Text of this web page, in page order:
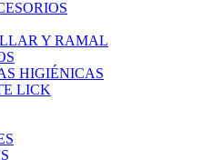
Y RAMAL
HIGIÉNICAS
LICK